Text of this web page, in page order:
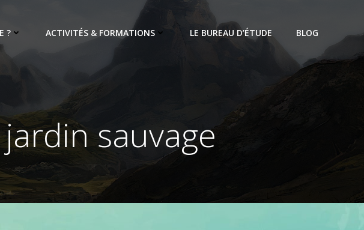
? ACTIVITÉS & FORMATIONS LE BUREAU D’ÉTUDE BLOG
sauvage